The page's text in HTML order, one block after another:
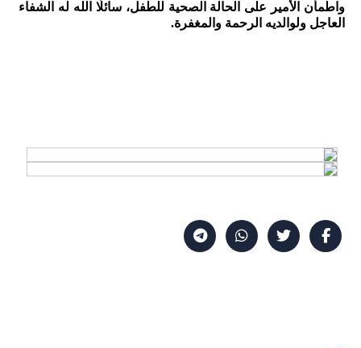
واطمأن الأمير على الحالة الصحية للطفل، سائلًا الله له الشفاء
العاجل ولوالديه الرحمة والمغفرة.